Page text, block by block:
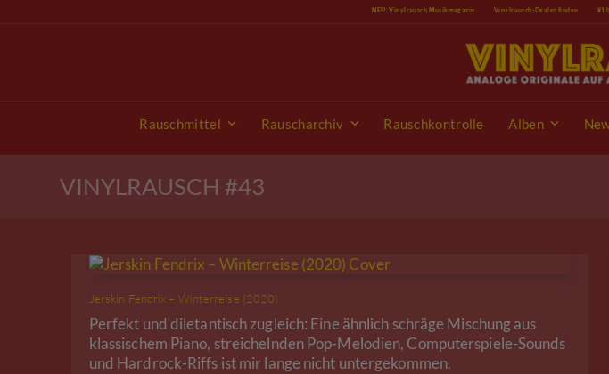
NEU: Vinylrausch Musikmagazin Vinylrausch-Dealer finden #1
Rauschmittel Rauscharchiv Rauschkontrolle Alben
VINYLRAUSCH #43
Jerskin Fendrix – Winterreise (2020)
Perfekt und diletantisch zugleich: Eine ähnlich schräge Mischung aus
klassischem Piano, streichelnden Pop-Melodien, Computerspiele-Sounds
und Hardrock-Riffs ist mir lange nicht untergekommen.